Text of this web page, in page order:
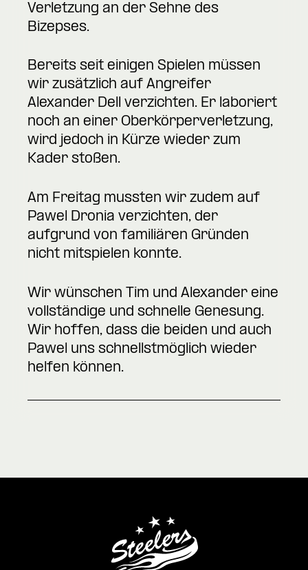
Verletzung an der Sehne des
Bizepses.
Bereits seit einigen Spielen müssen
wir zusätzlich auf Angreifer
Alexander Dell verzichten. Er laboriert
noch an einer Oberkörperverletzung,
wird jedoch in Kürze wieder zum
Kader stoßen.
Am Freitag mussten wir zudem auf
Pawel Dronia verzichten, der
aufgrund von familiären Gründen
nicht mitspielen konnte.
Wir wünschen Tim und Alexander eine
vollständige und schnelle Genesung.
Wir hoffen, dass die beiden und auch
Pawel uns schnellstmöglich wieder
helfen können.